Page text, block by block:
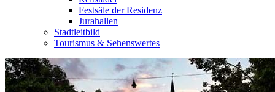
Festsäle der Residenz
Jurahallen
Stadtleitbild
Tourismus & Sehenswertes